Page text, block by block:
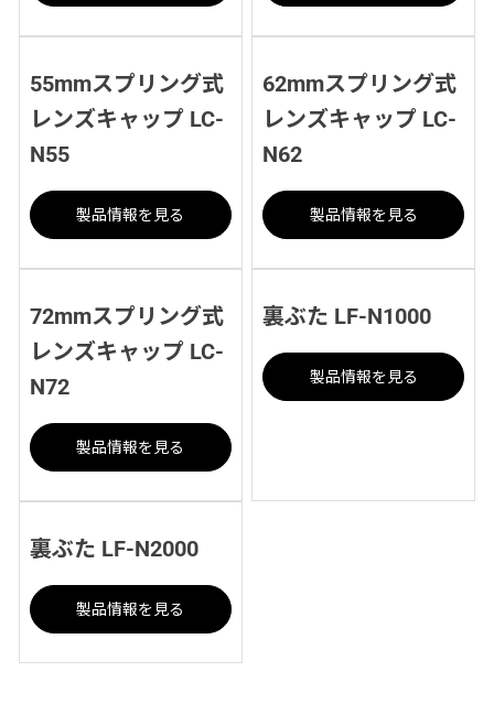
55mmスプリング式
レンズキャップ LC-
N55
製品情報を見る
62mmスプリング式
レンズキャップ LC-
N62
製品情報を見る
72mmスプリング式
レンズキャップ LC-
N72
製品情報を見る
裏ぶた LF-N1000
製品情報を見る
裏ぶた LF-N2000
製品情報を見る